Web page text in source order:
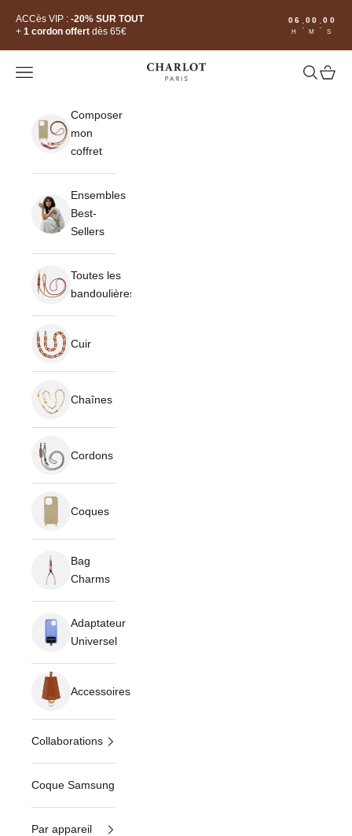
ACCès VIP : -20% SUR TOUT
+ 1 cordon offert dès 65€
06
H
:00
M
:00
S
CHARLOT · Paris
Ouvrir la navigation Ouvrir la
Voir
Composer
mon
coffret
Ensembles
Best-
Sellers
Toutes les
bandoulières
Cuir
Chaînes
Cordons
Coques
Bag
Charms
Adaptateur
Universel
Accessoires
Collaborations
Coque Samsung
Par appareil